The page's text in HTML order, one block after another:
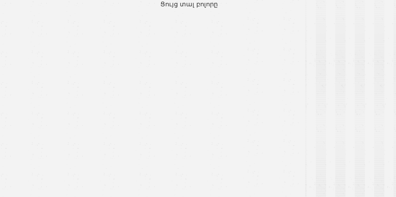
Ցույց տալ բոլորը